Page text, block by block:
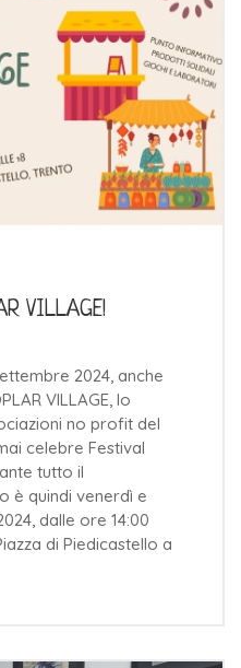
VILLAGE!
2024, anche
VILLAGE, lo
no profit del
celebre Festival
tutto il
è quindi venerdì e
dalle ore 14:00
di Piedicastello a